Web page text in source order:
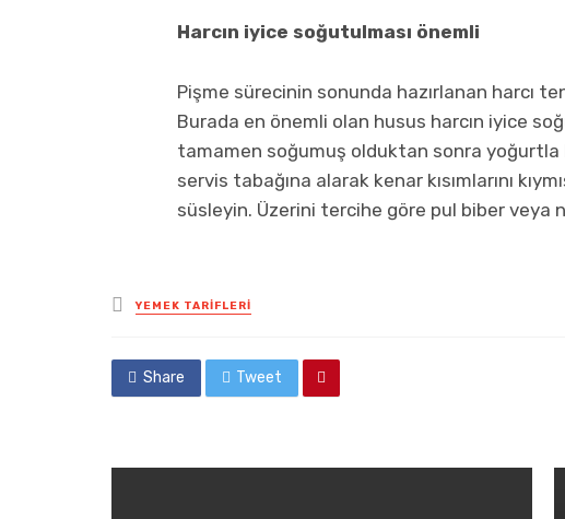
Harcın iyice soğutulması önemli
Pişme sürecinin sonunda hazırlanan harcı
Burada en önemli olan husus harcın iyice
tamamen soğumuş olduktan sonra yoğurtla
servis tabağına alarak kenar kısımlarını
süsleyin. Üzerini tercihe göre pul biber veya
Posted
in
YEMEK TARIFLERI
Share Tweet